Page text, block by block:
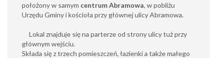
położony w samym centrum Abramowa, w pobliżu
Urzędu Gminy i kościoła przy głównej ulicy Abramowa.
Lokal znajduje się na parterze od strony ulicy tuż przy
głównym wejściu.
Składa się z trzech pomieszczeń, łazienki a także małego